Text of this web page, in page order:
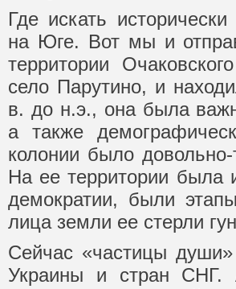
Где искать
на Юге. Вот мы и
территории
село Парутино, и
в. до н.э., она была
а также
колонии было
На ее территории была
демократии, были
лица земли ее стерли
Сейчас «частицы
Украины и стран СНГ.